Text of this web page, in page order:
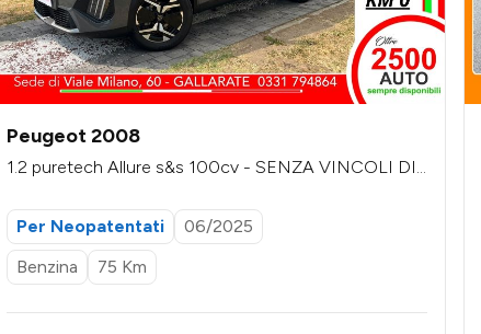
Peugeot 2008
1.2 puretech Allure s&s 100cv - SENZA VINCOLI DI
Per Neopatentati
06/2025
Benzina
75 Km